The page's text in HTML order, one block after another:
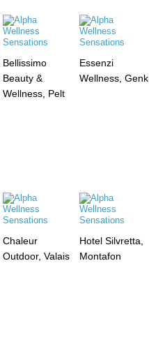
Bellissimo
Beauty &
Wellness, Pelt
Essenzi
Wellness, Genk
Chaleur
Outdoor, Valais
Hotel Silvretta,
Montafon